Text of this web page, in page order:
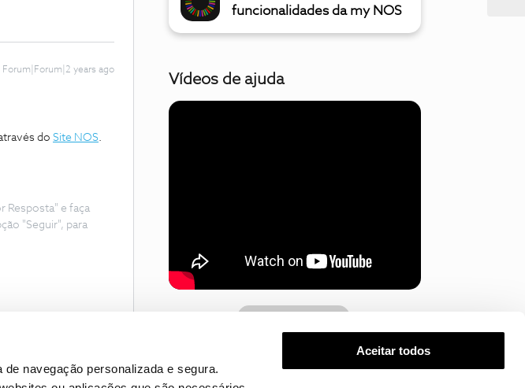
navegação personalizada e segura.
Aceitar todos
Forum|Forum|2 years ago
do Site NOS.
Resposta" e faça
"Seguir", para
funcionalidades da my NOS
Vídeos de ajuda